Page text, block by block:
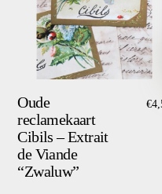
Oude
reclamekaart
Cibils – Extrait
de Viande
“Zwaluw”
€